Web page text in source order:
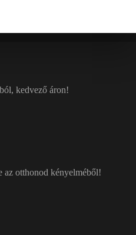
kedvező áron!
az otthonod kényelméből!